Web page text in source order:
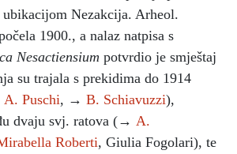
Nezakcija. Arheol.
1900., a nalaz natpisa s
Nesactiensium potvrdio je smještaj
su trajala s prekidima do 1914
A. Puschi, → B. Schiavuzzi),
dvaju svj. ratova (→ A.
Roberti, Giulia Fogolari), te